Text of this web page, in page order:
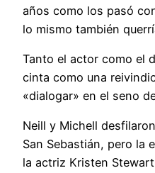
años como los pasó
lo mismo también
Tanto el actor como el
cinta como una
«dialogar» en el seno
Neill y Michell
San Sebastián, pero la
la actriz Kristen